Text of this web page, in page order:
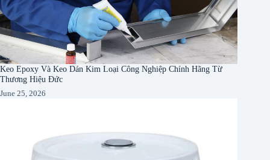
Keo Epoxy Và Keo Dán Kim Loại Công Nghiệp Chính Hãng Từ
Thương Hiệu Đức
June 25, 2026